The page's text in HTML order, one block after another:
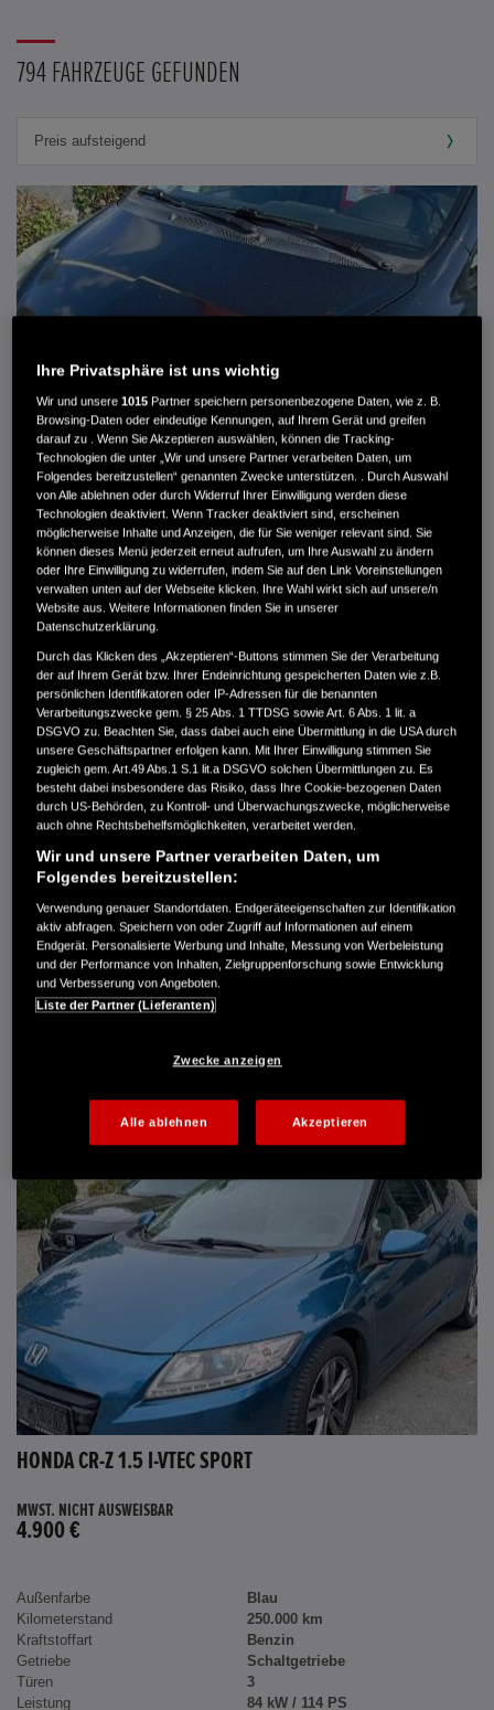
794 FAHRZEUGE GEFUNDEN
MWST. NICHT AUSWEISBAR
3.900 €
Außenfarbe
crystal black pearl
Kilometerstand
166.000 km
Kraftstoffart
Super
Getriebe
Automatik
Türen
5
Leistung
61 kW / 83 PS
Hubraum
1.339 cm³
Erstzulassung
10.2007
Bauart
Limousine
AUTO HARKE GMBH
Randersweide 59-63
21035 Hamburg
+49 40 735 935 0
DETAILS
HONDA CR-Z 1.5 I-VTEC SPORT
MWST. NICHT AUSWEISBAR
4.900 €
Außenfarbe
Blau
Kilometerstand
250.000 km
Kraftstoffart
Benzin
Getriebe
Schaltgetriebe
Türen
3
Leistung
84 kW / 114 PS
Ihre Privatsphäre ist uns wichtig
Wir und unsere1015 Partner speichern personenbezogene Daten, wie z. B.
Browsing-Daten oder eindeutige Kennungen, auf Ihrem Gerät und greifen
darauf zu . Wenn Sie Akzeptieren auswählen, können die Tracking-
Technologien die unter „Wir und unsere Partner verarbeiten Daten, um
Folgendes bereitzustellen“ genannten Zwecke unterstützen. . Durch Auswahl
von Alle ablehnen oder durch Widerruf Ihrer Einwilligung werden diese
Technologien deaktiviert. Wenn Tracker deaktiviert sind, erscheinen
möglicherweise Inhalte und Anzeigen, die für Sie weniger relevant sind. Sie
können dieses Menü jederzeit erneut aufrufen, um Ihre Auswahl zu ändern
oder Ihre Einwilligung zu widerrufen, indem Sie auf den Link Voreinstellungen
verwalten unten auf der Webseite klicken. Ihre Wahl wirkt sich auf unsere/n
Website aus. Weitere Informationen finden Sie in unserer
Datenschutzerklärung.
Durch das Klicken des „Akzeptieren“-Buttons stimmen Sie der Verarbeitung
der auf Ihrem Gerät bzw. Ihrer Endeinrichtung gespeicherten Daten wie z.B.
persönlichen Identifikatoren oder IP-Adressen für die benannten
Verarbeitungszwecke gem. § 25 Abs. 1 TTDSG sowie Art. 6 Abs. 1 lit. a
DSGVO zu. Beachten Sie, dass dabei auch eine Übermittlung in die USA durch
unsere Geschäftspartner erfolgen kann. Mit Ihrer Einwilligung stimmen Sie
zugleich gem. Art.49 Abs.1 S.1 lit.a DSGVO solchen Übermittlungen zu. Es
besteht dabei insbesondere das Risiko, dass Ihre Cookie-bezogenen Daten
durch US-Behörden, zu Kontroll- und Überwachungszwecke, möglicherweise
auch ohne Rechtsbehelfsmöglichkeiten, verarbeitet werden.
Wir und unsere Partner verarbeiten Daten, um
Folgendes bereitzustellen:
Verwendung genauer Standortdaten. Endgeräteeigenschaften zur Identifikation
aktiv abfragen. Speichern von oder Zugriff auf Informationen auf einem
Endgerät. Personalisierte Werbung und Inhalte, Messung von Werbeleistung
und der Performance von Inhalten, Zielgruppenforschung sowie Entwicklung
und Verbesserung von Angeboten.
Liste der Partner (Lieferanten)
Zwecke anzeigen
Alle ablehnen Akzeptieren